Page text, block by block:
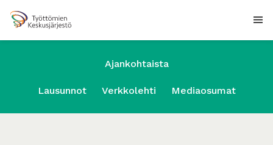
Ajankohtaista
Lausunnot Verkkolehti Mediaosumat